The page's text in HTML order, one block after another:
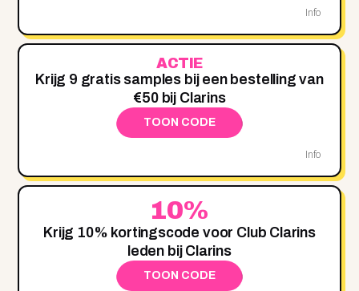
Info
ACTIE
Krijg 9 gratis samples bij een bestelling van
€50 bij Clarins
TOON CODE
Info
10%
Krijg 10% kortingscode voor Club Clarins
leden bij Clarins
TOON CODE